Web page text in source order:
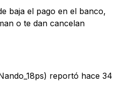
baja el pago en el banco,
o te dan cancelan
reportó hace 34